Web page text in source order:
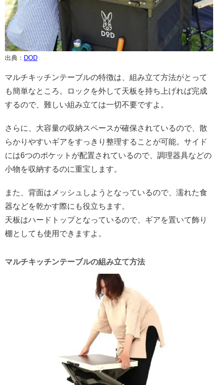
出典： DOD
マルチキッチンテーブルの特徴は、組み立て方法がとって
も簡単なところ。ロックを外して天板を持ち上げれば完成
するので、難しい組み立ては一切不要ですよ。
さらに、大容量の収納スペースが確保されているので、散
らかりやすいギアをすっきり整理することが可能。サイド
には6つのポケットが配置されているので、調理器具などの
小物を収納するのに重宝します。
また、背面はメッシュしようとなっているので、濡れた食
器などを乾かす際にも役立ちます。
天板はハードトップとなっているので、ギアを置いて飾り
棚としても使用できますよ。
マルチキッチンテーブルの組み立て方法